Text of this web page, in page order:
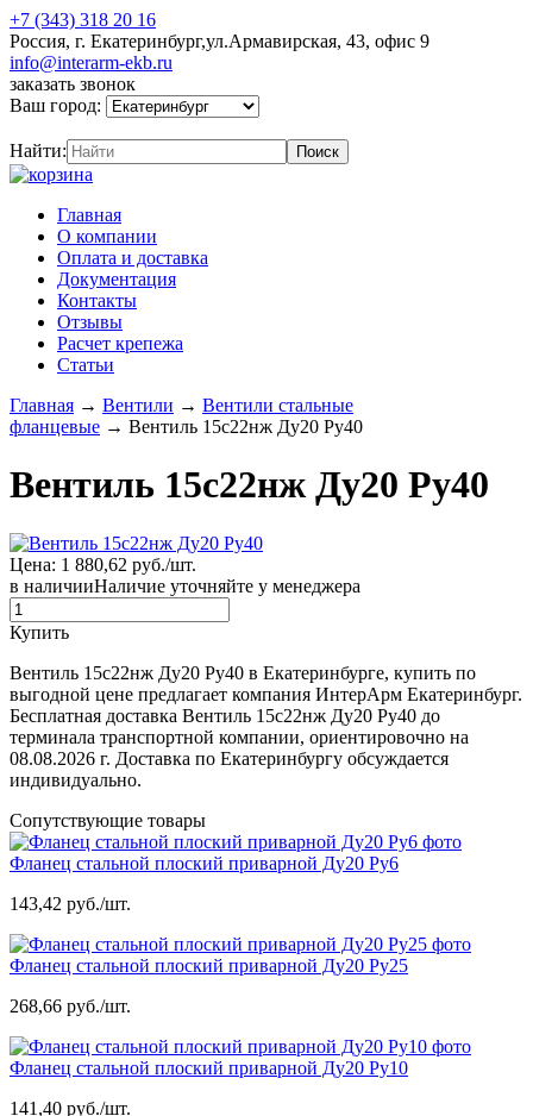
+7 (343) 318 20 16
Россия, г. Екатеринбург,ул.Армавирская, 43, офис 9
info@interarm-ekb.ru
заказать звонок
Ваш город:
Найти:
Главная
О компании
Оплата и доставка
Документация
Контакты
Отзывы
Расчет крепежа
Статьи
Главная → Вентили → Вентили стальные
фланцевые → Вентиль 15с22нж Ду20 Ру40
Вентиль 15с22нж Ду20 Ру40
Цена: 1 880,62 руб./шт.
в наличииНаличие уточняйте у менеджера
Купить
Вентиль 15с22нж Ду20 Ру40 в Екатеринбурге, купить по
выгодной цене предлагает компания ИнтерАрм Екатеринбург.
Бесплатная доставка Вентиль 15с22нж Ду20 Ру40 до
терминала транспортной компании, ориентировочно на
08.08.2026 г. Доставка по Екатеринбургу обсуждается
индивидуально.
Сопутствующие товары
Фланец стальной плоский приварной Ду20 Ру6
143,42 руб./шт.
Фланец стальной плоский приварной Ду20 Ру25
268,66 руб./шт.
Фланец стальной плоский приварной Ду20 Ру10
141,40 руб./шт.